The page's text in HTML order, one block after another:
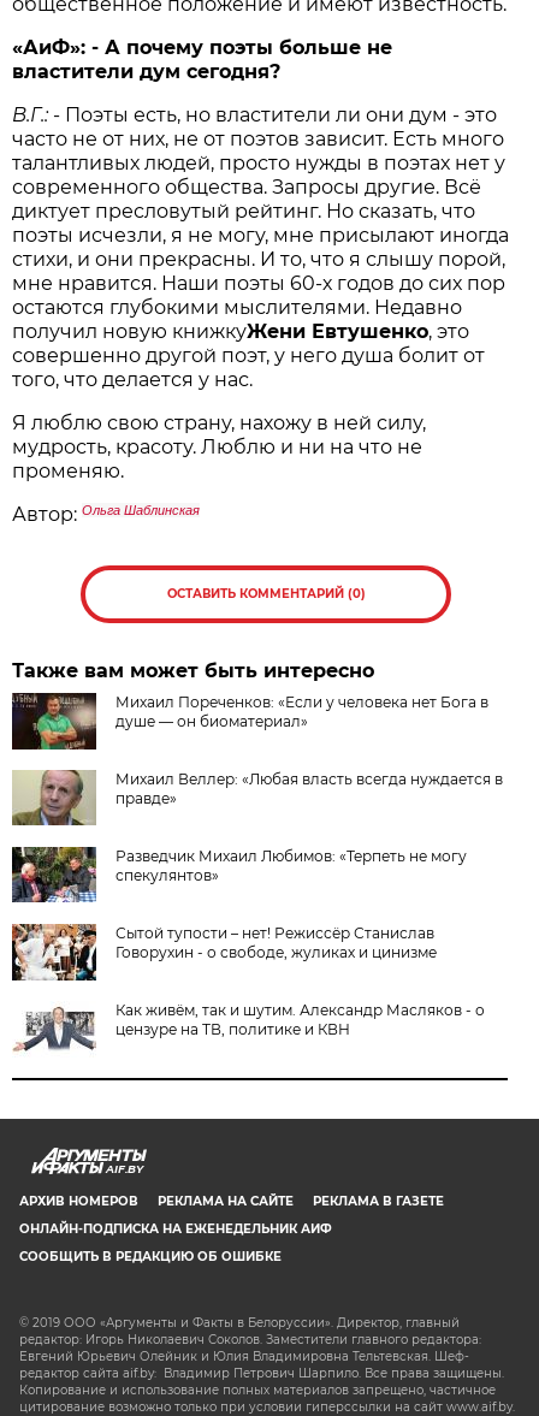
«АиФ»: - А почему поэты больше не
властители дум сегодня?
В.Г.: - Поэты есть, но властители ли они дум - это
часто не от них, не от поэтов зависит. Есть много
талантливых людей, просто нужды в поэтах нет у
современного общества. Запросы другие. Всё
диктует пресловутый рейтинг. Но сказать, что
поэты исчезли, я не могу, мне присылают иногда
стихи, и они прекрасны. И то, что я слышу порой,
мне нравится. Наши поэты 60-х годов до сих пор
остаются глубокими мыслителями. Недавно
получил новую книжкуЖени Евтушенко, это
совершенно другой поэт, у него душа болит от
того, что делается у нас.
Я люблю свою страну, нахожу в ней силу,
мудрость, красоту. Люблю и ни на что не
променяю.
Автор:Ольга Шаблинская
ОСТАВИТЬ КОММЕНТАРИЙ (0)
Также вам может быть интересно
Михаил Пореченков: «Если у человека нет Бога в
душе — он биоматериал»
Михаил Веллер: «Любая власть всегда нуждается в
правде»
Разведчик Михаил Любимов: «Терпеть не могу
спекулянтов»
Сытой тупости – нет! Режиссёр Станислав
Говорухин - о свободе, жуликах и цинизме
Как живём, так и шутим. Александр Масляков - о
цензуре на ТВ, политике и КВН
AIF.BY
АРХИВ НОМЕРОВ РЕКЛАМА НА САЙТЕ
РЕКЛАМА В ГАЗЕТЕ
ОНЛАЙН-ПОДПИСКА НА ЕЖЕНЕДЕЛЬНИК АИФ
СООБЩИТЬ В РЕДАКЦИЮ ОБ ОШИБКЕ
© 2019 ООО «Аргументы и Факты в Белоруссии». Директор, главный
редактор: Игорь Николаевич Соколов. Заместители главного редактора:
Евгений Юрьевич Олейник и Юлия Владимировна Тельтевская. Шеф-
редактор сайта aif.by: Владимир Петрович Шарпило. Все права защищены.
Копирование и использование полных материалов запрещено, частичное
цитирование возможно только при условии гиперссылки на сайт www.aif.by.